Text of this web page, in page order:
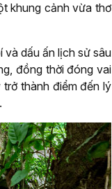
khung cảnh vừa thơ
và dấu ấn lịch sử sâu
đồng thời đóng vai
thành điểm đến lý